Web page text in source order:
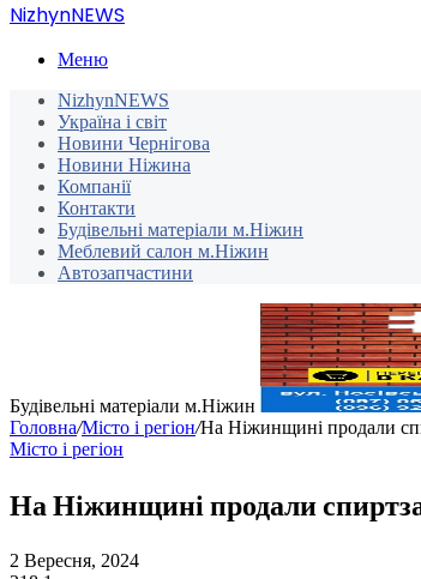
NizhynNEWS
Меню
NizhynNEWS
Україна і світ
Новини Чернігова
Новини Ніжина
Компанії
Контакти
Будівельні матеріали м.Ніжин
Меблевий салон м.Ніжин
Автозапчастини
Будівельні матеріали м.Ніжин
Головна/Місто і регіон/На Ніжинщині продали
Місто і регіон
На Ніжинщині продали
2 Вересня, 2024